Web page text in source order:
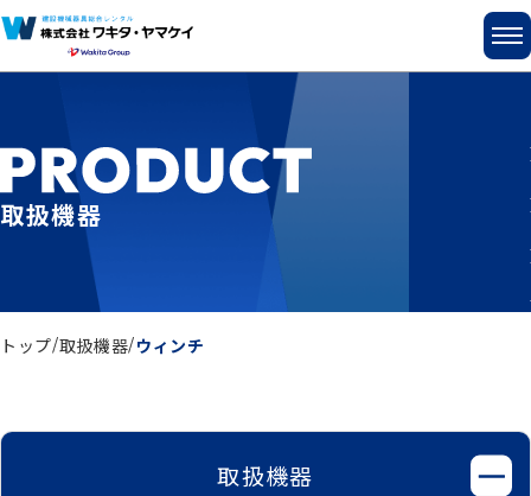
取扱機器
トップ 取扱機器 ウィンチ
取扱機器